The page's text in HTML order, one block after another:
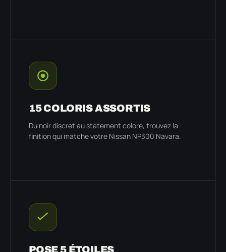
15 COLORIS ASSORTIS
Du noir discret au statement coloré, trouvez la
finition qui matche votre Nissan NP300 Navara.
POSE 5 ÉTOILES